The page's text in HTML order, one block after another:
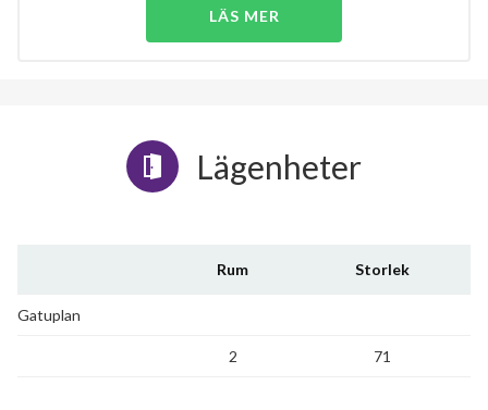
LÄS MER
Lägenheter
Rum Storlek
Gatuplan
2 71